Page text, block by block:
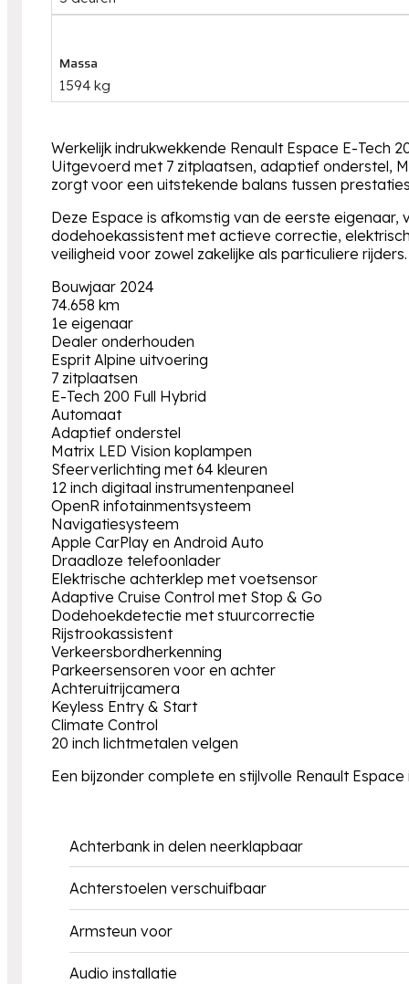
Massa
1594 kg
Werkelijk indrukwekkende Renault Espace E-Tech
Uitgevoerd met 7 zitplaatsen, adaptief onderstel,
zorgt voor een uitstekende balans tussen
Deze Espace is afkomstig van de eerste eigenaar,
dodehoekassistent met actieve correctie,
veiligheid voor zowel zakelijke als particuliere rijders.
Bouwjaar 2024
74.658 km
1e eigenaar
Dealer onderhouden
Esprit Alpine uitvoering
7 zitplaatsen
E-Tech 200 Full Hybrid
Automaat
Adaptief onderstel
Matrix LED Vision koplampen
Sfeerverlichting met 64 kleuren
12 inch digitaal instrumentenpaneel
OpenR infotainmentsysteem
Navigatiesysteem
Apple CarPlay en Android Auto
Draadloze telefoonlader
Elektrische achterklep met voetsensor
Adaptive Cruise Control met Stop & Go
Dodehoekdetectie met stuurcorrectie
Rijstrookassistent
Verkeersbordherkenning
Parkeersensoren voor en achter
Achteruitrijcamera
Keyless Entry & Start
Climate Control
20 inch lichtmetalen velgen
Een bijzonder complete en stijlvolle Renault
Achterbank in delen neerklapbaar
Achterstoelen verschuifbaar
Armsteun voor
Audio installatie